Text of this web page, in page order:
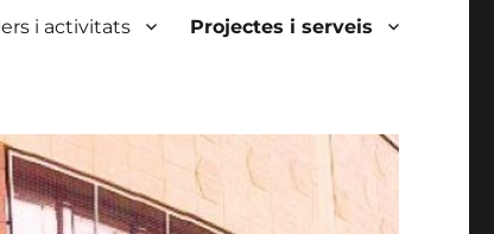
i activitats Projectes i serveis